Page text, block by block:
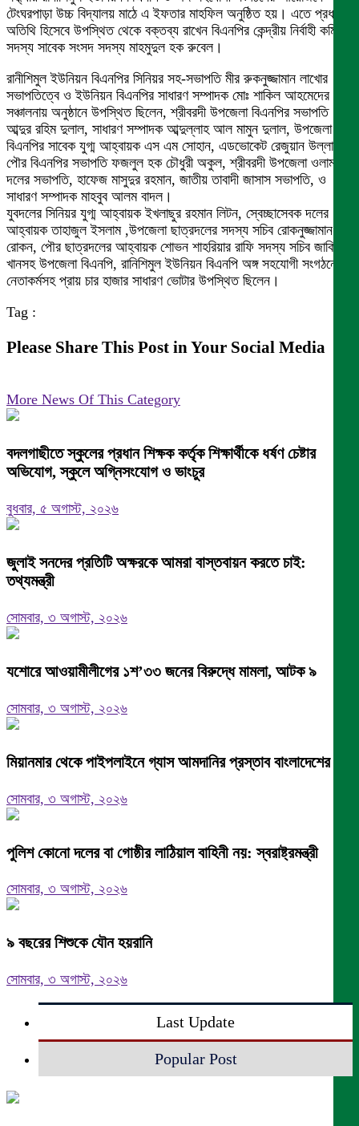
টেংঘরপাড়া উচ্চ বিদ্যালয় মাঠে এ ইফতার মাহফিল অনুষ্ঠিত হয়। এতে প্রধান
অতিথি হিসেবে উপস্থিত থেকে বক্তব্য রাখেন বিএনপির কেন্দ্রীয় নির্বাহী কমিটির
সদস্য সাবেক সংসদ সদস্য মাহমুদুল হক রুবেল।
রানীশিমুল ইউনিয়ন বিএনপির সিনিয়র সহ-সভাপতি মীর রুকনুজ্জামান লাখোর
সভাপতিত্বে ও ইউনিয়ন বিএনপির সাধারণ সম্পাদক মোঃ শাকিল আহমেদের
সঞ্চালনায় অনুষ্ঠানে উপস্থিত ছিলেন, শ্রীবরদী উপজেলা বিএনপির সভাপতি
আব্দুর রহিম দুলাল, সাধারণ সম্পাদক আব্দুল্লাহ আল মামুন দুলাল, উপজেলা
বিএনপির সাবেক যুগ্ম আহ্বায়ক এস এম সোহান, এডভোকেট রেজুয়ান উল্লাহ,
পৌর বিএনপির সভাপতি ফজলুল হক চৌধুরী অকুল, শ্রীবরদী উপজেলা ওলামা
দলের সভাপতি, হাফেজ মাসুদুর রহমান, জাতীয় তাবাদী জাসাস সভাপতি, ও
সাধারণ সম্পাদক মাহবুব আলম বাদল।
যুবদলের সিনিয়র যুগ্ম আহ্বায়ক ইখলাছুর রহমান লিটন, স্বেচ্ছাসেবক দলের
আহ্বায়ক তাহাজুল ইসলাম ,উপজেলা ছাত্রদলের সদস্য সচিব রোকনুজ্জামান
রোকন, পৌর ছাত্রদলের আহ্বায়ক শোভন শাহরিয়ার রাফি সদস্য সচিব জাকির
খানসহ উপজেলা বিএনপি, রানিশিমুল ইউনিয়ন বিএনপি অঙ্গ সহযোগী সংগঠনের
নেতাকর্মসহ প্রায় চার হাজার সাধারণ ভোটার উপস্থিত ছিলেন।
Tag :
Please Share This Post in Your Social Media
More News Of This Category
বদলগাছীতে স্কুলের প্রধান শিক্ষক কর্তৃক শিক্ষার্থীকে ধর্ষণ চেষ্টার
অভিযোগ, স্কুলে অগ্নিসংযোগ ও ভাংচুর
বুধবার, ৫ অগাস্ট, ২০২৬
জুলাই সনদের প্রতিটি অক্ষরকে আমরা বাস্তবায়ন করতে চাই:
তথ্যমন্ত্রী
সোমবার, ৩ অগাস্ট, ২০২৬
যশোরে আওয়ামীলীগের ১শ’৩৩ জনের বিরুদ্ধে মামলা, আটক ৯
সোমবার, ৩ অগাস্ট, ২০২৬
মিয়ানমার থেকে পাইপলাইনে গ্যাস আমদানির প্রস্তাব বাংলাদেশের
সোমবার, ৩ অগাস্ট, ২০২৬
পুলিশ কোনো দলের বা গোষ্ঠীর লাঠিয়াল বাহিনী নয়: স্বরাষ্ট্রমন্ত্রী
সোমবার, ৩ অগাস্ট, ২০২৬
৯ বছরের শিশুকে যৌন হয়রানি
সোমবার, ৩ অগাস্ট, ২০২৬
Last Update
Popular Post